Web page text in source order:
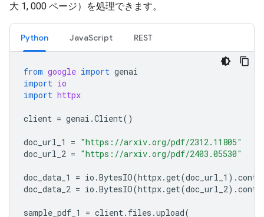
大 1, 000 ページ）を処理できます。
Python JavaScript REST
from google import genai
import io
import httpx
client = genai .Client()
doc_url_1 = "https://arxiv.org/pdf/2312.11805"
doc_url_2 = "https://arxiv.org/pdf/2403.05530"
doc_data_1 = io .BytesIO(httpx.get(doc_url_1 ) .
doc_data_2 = io .BytesIO(httpx.get(doc_url_2) .
sample_pdf_1 = client. files .upload(